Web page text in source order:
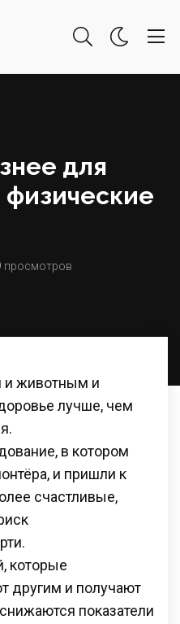
для
физические
просмотров
животным и
лучше, чем
в котором
и пришли к
счастливые,
которые
другим и получают
показатели